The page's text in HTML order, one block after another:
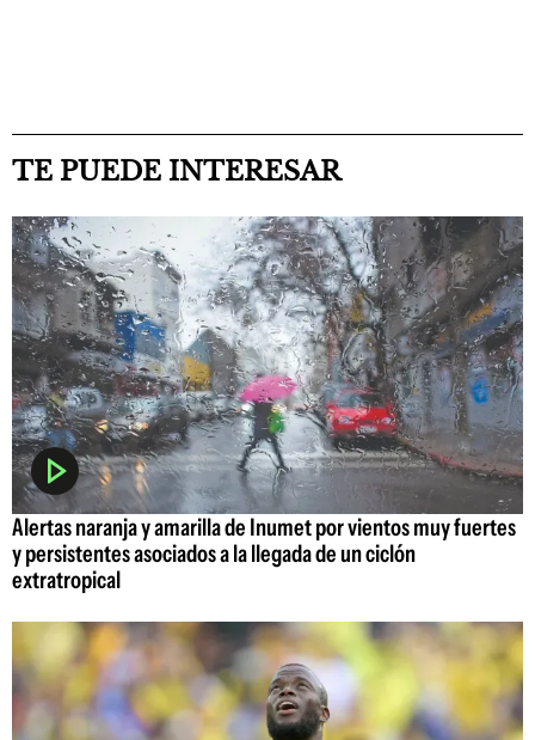
TE PUEDE INTERESAR
Alertas naranja y amarilla de Inumet por vientos muy fuertes
y persistentes asociados a la llegada de un ciclón
extratropical